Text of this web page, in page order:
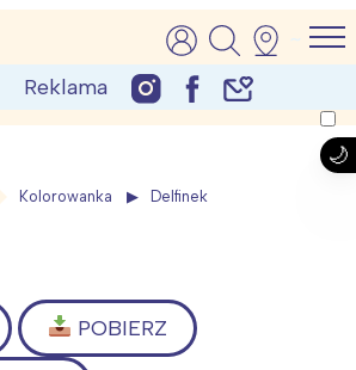
wydarzenia, imprezy rodzinne
Reklama
Kolorowanka Delfinek
POBIERZ